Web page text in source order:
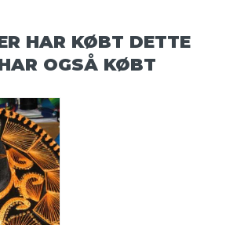
HAR KØBT DETTE
OGSÅ KØBT